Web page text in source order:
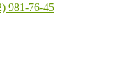
981-76-45